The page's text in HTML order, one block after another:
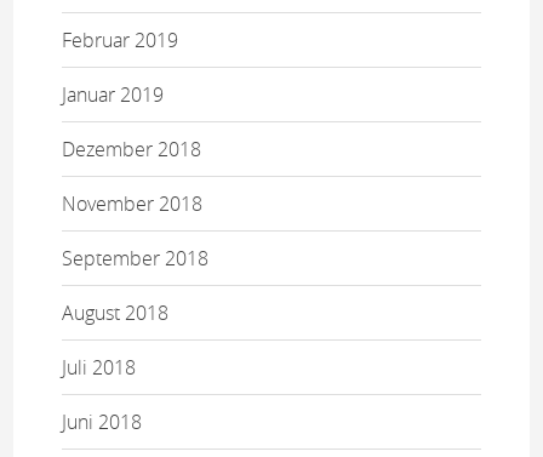
Februar 2019
Januar 2019
Dezember 2018
November 2018
September 2018
August 2018
Juli 2018
Juni 2018